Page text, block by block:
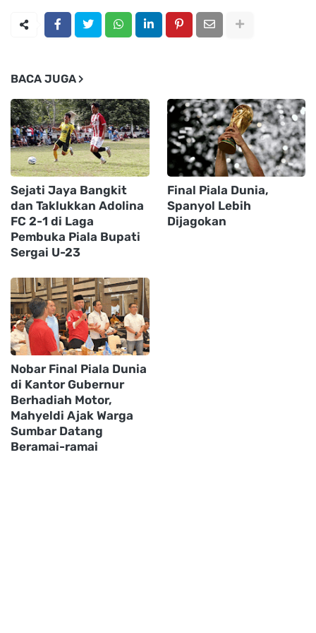
BACA JUGA
Sejati Jaya Bangkit
dan Taklukkan Adolina
FC 2-1 di Laga
Pembuka Piala Bupati
Sergai U-23
Final Piala Dunia,
Spanyol Lebih
Dijagokan
Nobar Final Piala Dunia
di Kantor Gubernur
Berhadiah Motor,
Mahyeldi Ajak Warga
Sumbar Datang
Beramai-ramai